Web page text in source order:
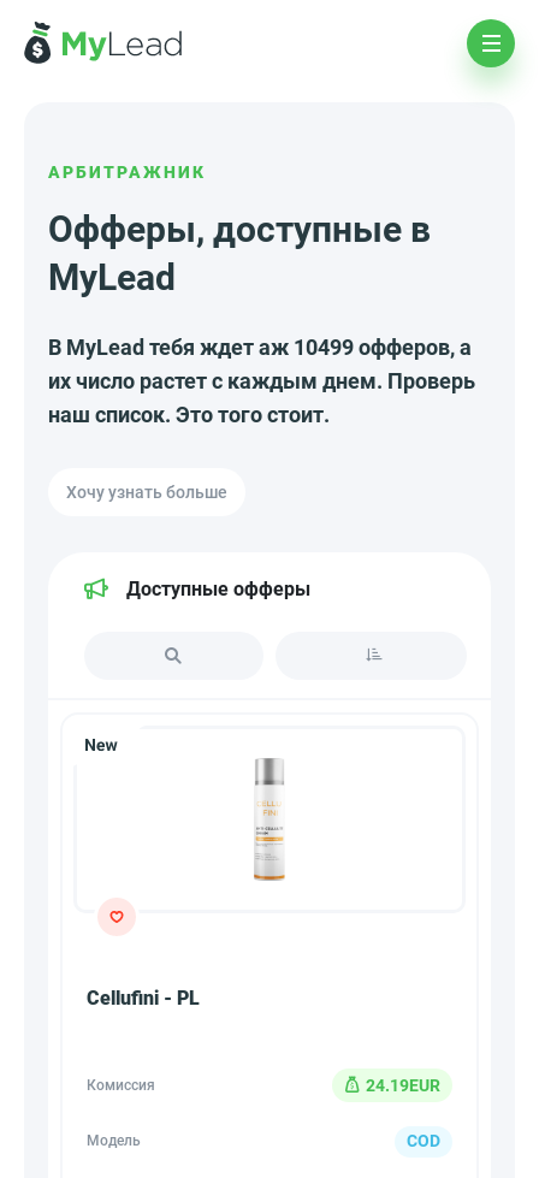
АРБИТРАЖНИК
Офферы, доступные в
MyLead
В MyLead тебя ждет аж 10499 офферов, а
их число растет с каждым днем. Проверь
наш список. Это того стоит.
Хочу узнать больше
Доступные офферы
Cellufini - PL
Комиссия 24.19EUR
Модель COD